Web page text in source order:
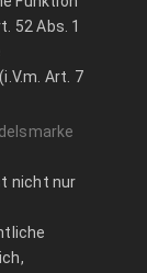
52 Abs. 1
Art. 7
nicht nur